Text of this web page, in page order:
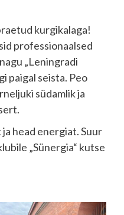
kurgikalaga!
professionaalsed
„Leningradi
paigal seista. Peo
südamlik ja
head energiat. Suur
„Sünergia“ kutse